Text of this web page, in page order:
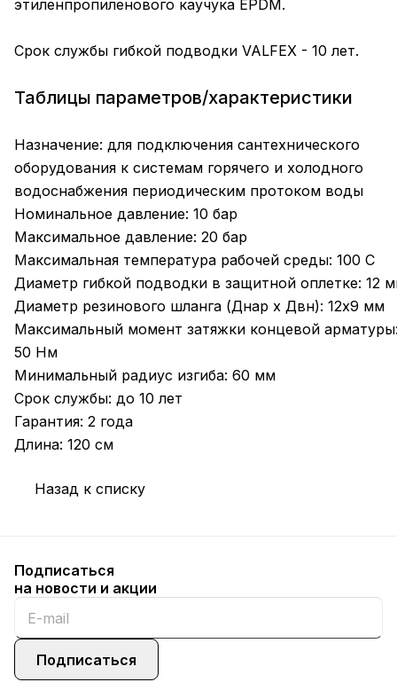
этиленпропиленового каучука EPDM.
Срок службы гибкой подводки VALFEX - 10 лет.
Таблицы параметров/характеристики
Назначение: для подключения сантехнического
оборудования к системам горячего и холодного
водоснабжения периодическим протоком воды
Номинальное давление: 10 бар
Максимальное давление: 20 бар
Максимальная температура рабочей среды: 100 С
Диаметр гибкой подводки в защитной оплетке: 12
Диаметр резинового шланга (Днар х Двн): 12х9 мм
Максимальный момент затяжки концевой
50 Нм
Минимальный радиус изгиба: 60 мм
Срок службы: до 10 лет
Гарантия: 2 года
Длина: 120 cм
Назад к списку
Подписаться
на новости и акции
Подписаться